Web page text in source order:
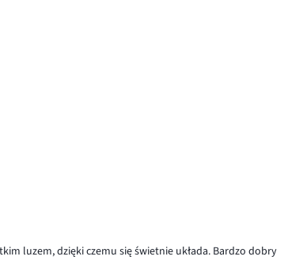
luzem, dzięki czemu się świetnie układa. Bardzo dobry